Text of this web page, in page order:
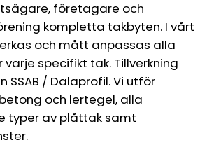
företagare och
kompletta takbyten. I vårt
och mått anpassas alla
specifikt tak. Tillverkning
SSAB / Dalaprofil. Vi utför
och lertegel, alla
typer av plåttak samt